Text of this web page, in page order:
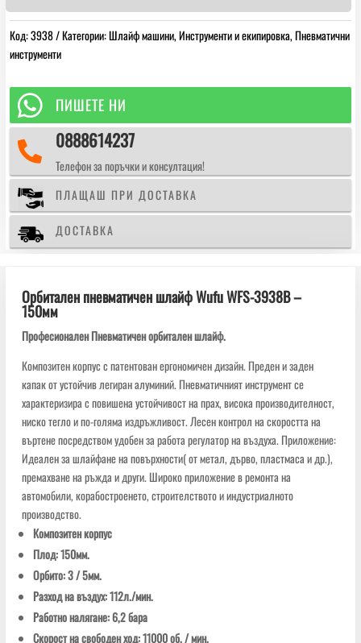
3938B
-
Код:3938 Категории:Шлайф машини,Инструменти и екипировка,Пневматични
инструменти
 ПИШЕТЕ НИ
 0888614237
Телефон за поръчки и консултация!
ПЛАЩАШ ПРИ ДОСТАВКА
ДОСТАВКА
Орбитален пневматичен шлайф Wufu WFS-3938B –
150мм
Професионален Пневматичен орбитален шлайф.
Композитен корпус с патентован ергономичен дизайн. Преден и заден
капак от устойчив легиран алуминий. Пневматичният инструмент се
характеризира с повишена устойчивост на прах, висока производителност,
ниско тегло и по-голяма издръжливост. Лесен контрол на скоростта на
въртене посредством удобен за работа регулатор на въздуха. Приложение:
Идеален за шлайфане на повърхности( от метал, дърво, пластмаса и др.),
премахване на ръжда и други. Широко приложение в ремонта на
автомобили, корабостроенето, строителството и индустриалното
производство.
Композитен корпус
Плод: 150мм.
Орбито: 3 / 5мм.
Разход на въздух: 112л./мин.
Работно налягане: 6,2 бара
Скорост на свободен ход: 11000 об. / мин.